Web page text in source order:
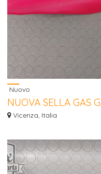
Nuovo
NUOVA SELLA GAS
2026
Vicenza, Italia